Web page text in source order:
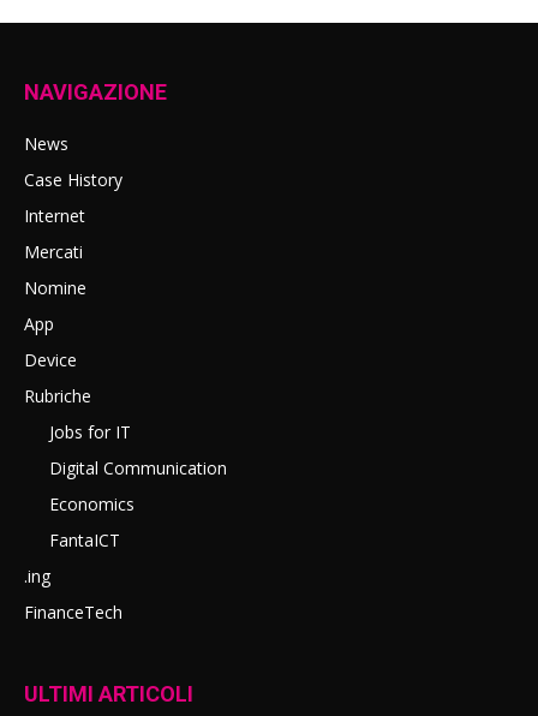
NAVIGAZIONE
News
Case History
Internet
Mercati
Nomine
App
Device
Rubriche
Jobs for IT
Digital Communication
Economics
FantaICT
.ing
FinanceTech
ULTIMI ARTICOLI